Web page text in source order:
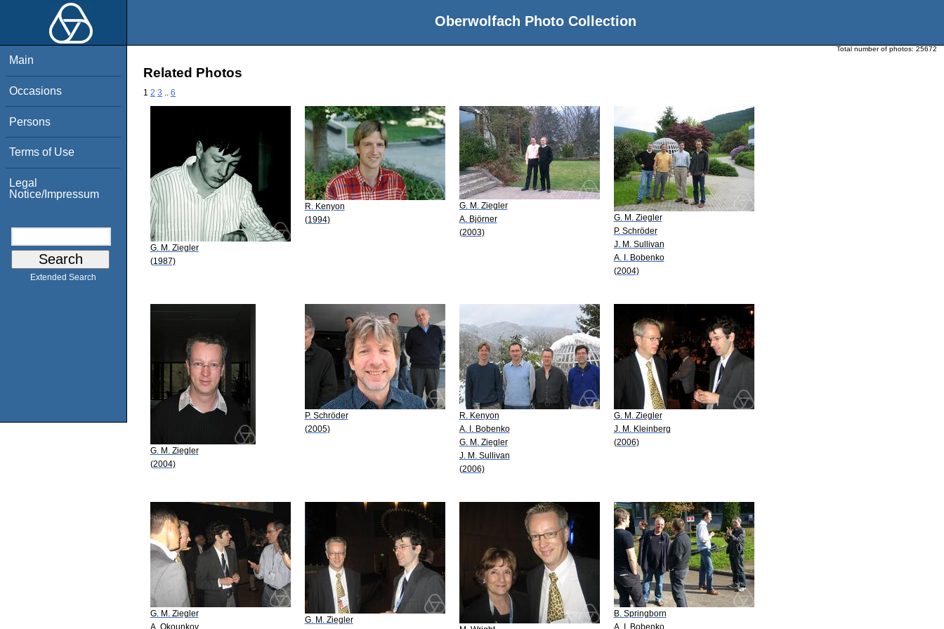
Oberwolfach Photo Collection
Main
Occasions
Persons
Terms of Use
Legal
Notice/Impressum
Extended Search
Total number of photos: 25672
Related Photos
1 2 3 6
G. M. Ziegler
(1987)
R. Kenyon
(1994)
G. M. Ziegler
A. Björner
(2003)
G. M. Ziegler
P. Schröder
J. M. Sullivan
A. I. Bobenko
(2004)
G. M. Ziegler
(2004)
P. Schröder
(2005)
R. Kenyon
A. I. Bobenko
G. M. Ziegler
J. M. Sullivan
(2006)
G. M. Ziegler
J. M. Kleinberg
(2006)
G. M. Ziegler
A. Okounkov
G. M. Ziegler
B. Springborn
A. I. Bobenko